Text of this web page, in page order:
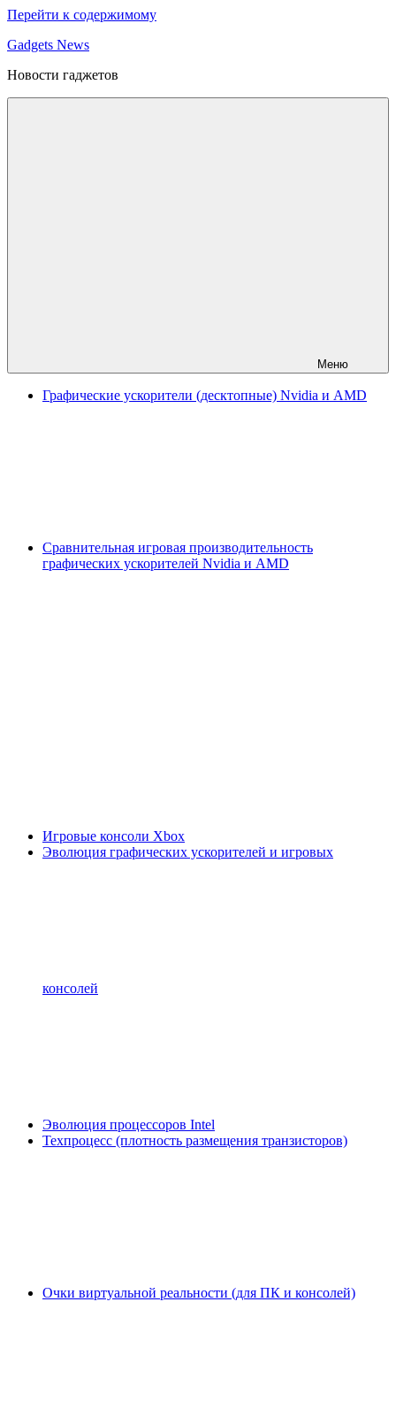
Перейти к содержимому
Gadgets News
Новости гаджетов
Меню
Графические ускорители (десктопные) Nvidia и AMD
Сравнительная игровая производительность
графических ускорителей Nvidia и AMD
Игровые консоли Xbox
Эволюция графических ускорителей и игровых
консолей
Эволюция процессоров Intel
Техпроцесс (плотность размещения транзисторов)
Очки виртуальной реальности (для ПК и консолей)